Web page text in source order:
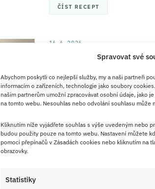
Spravovat své
Abychom poskytli co nejlepší služby, my a naši partneři
informacím o zařízeních, technologie jako soubory
našim partnerům umožní zpracovávat osobní údaje, jako
na tomto webu. Nesouhlas nebo odvolání souhlasu
Kliknutím níže vyjádřete souhlas s výše uvedeným nebo
budou použity pouze na tomto webu. Nastavení můžete
pomocí přepínačů v Zásadách cookies nebo kliknutím na
obrazovky.
Statistiky
ČÍST RECEPT
16. 6. 2026
Domácí vepřovka z
Šťavnatá masová
sklenic, která porazí
na celé čáře
Když se doma objeví hezké
rozumnou cenu, bývá u nás